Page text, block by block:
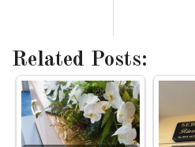
Related Posts: